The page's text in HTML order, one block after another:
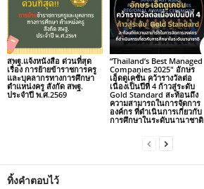
สพฐ.แจ้งหนังสือ ด่วนที่สุด
เรื่อง การย้ายข้าราชการครู
และบุคลากรทางการศึกษา
ตำแหน่งครู สังกัด สพฐ.
ประจำปี พ.ศ.2569
“Thailand’s Best Managed
Companies 2025″ อักษร
เอ็ดดูเคชั่น คว้ารางวัลต่อ
เนื่องเป็นปีที่ 4 ก้าวสู่ระดับ
Gold Standard สะท้อนถึง
ความสามารถในการจัดการ
องค์กร ที่ดำเนินการเกี่ยวกับ
การศึกษาในระดับนานาชาติ
ทิ้งคำตอบไว้